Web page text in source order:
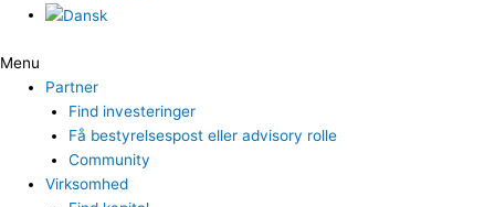
Menu
Partner
Find investeringer
Få bestyrelsespost eller advisory rolle
Community
Virksomhed